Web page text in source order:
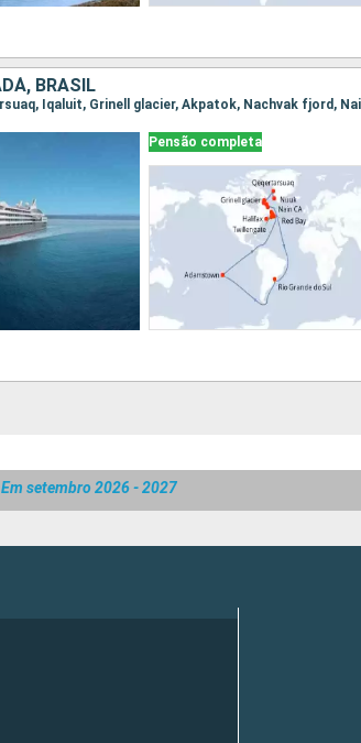
BRASIL
Pensão completa
setembro 2026 - 2027